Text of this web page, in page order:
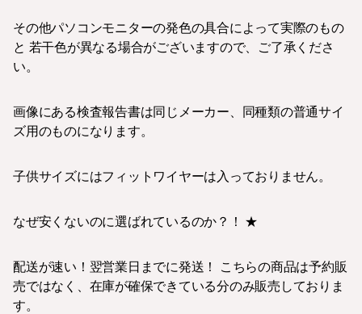
その他パソコンモニターの発色の具合によって実際のもの
と 若干色が異なる場合がございますので、ご了承くださ
い。
画像にある検査報告書は同じメーカー、同種類の普通サイ
ズ用のものになります。
子供サイズにはフィットワイヤーは入っておりません。
なぜ安くないのに選ばれているのか？！ ★
配送が速い！翌営業日までに発送！ こちらの商品は予約販
売ではなく、在庫が確保できている分のみ販売しておりま
す。